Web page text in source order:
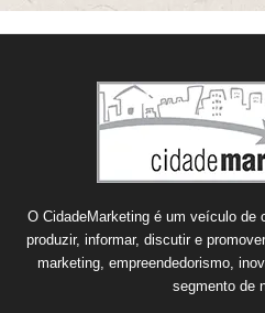
O CidadeMarketing é um veículo de
produzir, informar, discutir e
marketing, empreendedorismo,
segmento de